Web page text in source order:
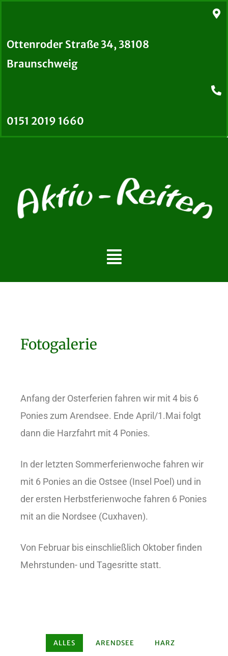
Ottenroder Straße 34, 38108
Braunschweig
0151 2019 1660
Fotogalerie
Anfang der Osterferien fahren wir mit 4 bis 6
Ponies zum Arendsee. Ende April/1.Mai folgt
dann die Harzfahrt mit 4 Ponies.
In der letzten Sommerferienwoche fahren wir
mit 6 Ponies an die Ostsee (Insel Poel) und in
der ersten Herbstferienwoche fahren 6 Ponies
mit an die Nordsee (Cuxhaven).
Von Februar bis einschließlich Oktober finden
Mehrstunden- und Tagesritte statt.
ALLES ARENDSEE HARZ